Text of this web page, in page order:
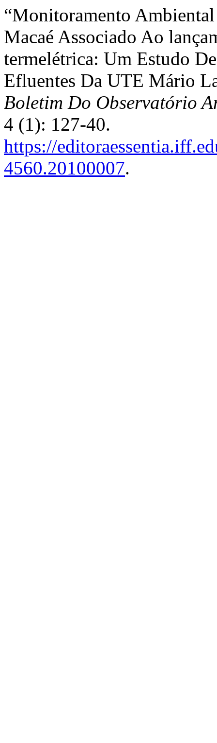
“Monitoramento
Macaé Associado Ao
termelétrica: Um Estudo
Efluentes Da UTE Mário
Boletim Do Observatório
4 (1): 127-40.
https://
4560.20100007.